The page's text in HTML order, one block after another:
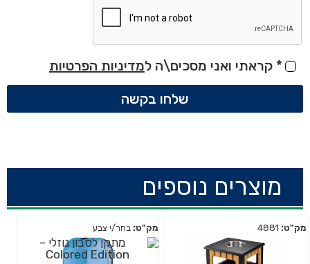
* קראתי ואני מסכים\ה למדיניות הפרטיות
שלחו בקשה
מוצרים נוספים
מק"ט: מק"ט: בחר/י צבע